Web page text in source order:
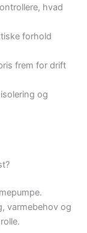
hvad
forhold
frem for drift
og
varmebehov og